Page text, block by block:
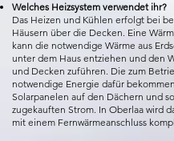
Welches Heizsystem verwendet ihr?
Das Heizen und Kühlen erfolgt bei
Häusern über die Decken. Eine
kann die notwendige Wärme aus
unter dem Haus entziehen und den
und Decken zuführen. Die zum
notwendige Energie dafür
Solarpanelen auf den Dächern und
zugekauften Strom. In Oberlaa wird
mit einem Fernwärmeanschluss